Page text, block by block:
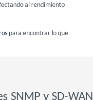
al rendimiento
para encontrar lo que
SNMP y SD-WAN